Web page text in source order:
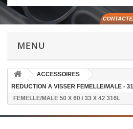
MENU
ACCESSOIRES
REDUCTION A VISSER FEMELLE/MALE -
FEMELLE/MALE 50 X 60 / 33 X 42 316L